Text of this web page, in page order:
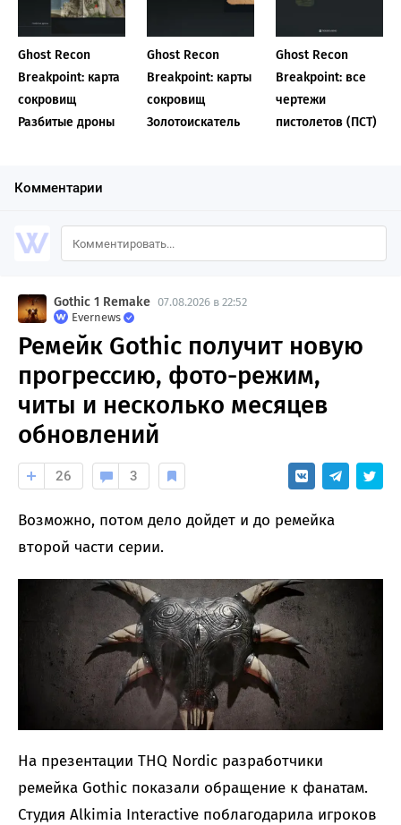
Ghost Recon
Breakpoint: карта
сокровищ
Разбитые дроны
Ghost Recon
Breakpoint: карты
сокровищ
Золотоискатель
Ghost Recon
Breakpoint: все
чертежи
пистолетов (ПСТ)
Комментарии
Gothic 1 Remake 07.08.2026 в 22:52
Evernews
Ремейк Gothic получит новую
прогрессию, фото-режим,
читы и несколько месяцев
обновлений
26 3
Возможно, потом дело дойдет и до ремейка
второй части серии.
На презентации THQ Nordic разработчики
ремейка Gothic показали обращение к фанатам.
Студия Alkimia Interactive поблагодарила игроков